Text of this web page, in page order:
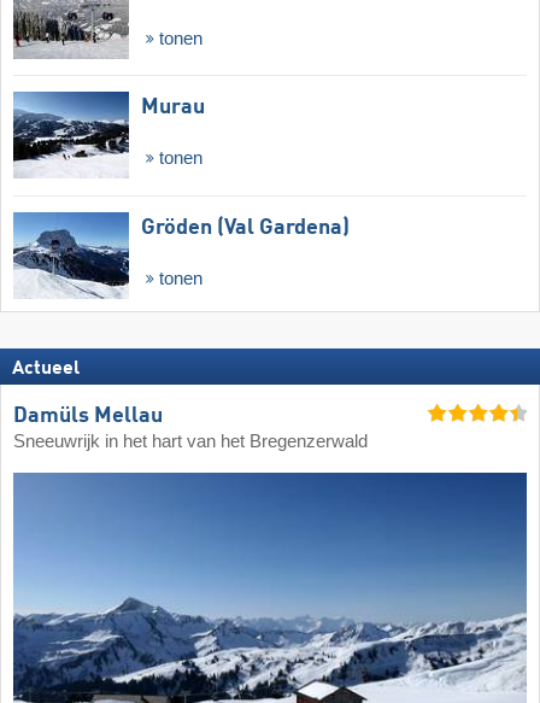
tonen
Murau
tonen
Gröden (Val Gardena)
tonen
Actueel
Damüls Mellau
Sneeuwrijk in het hart van het Bregenzerwald